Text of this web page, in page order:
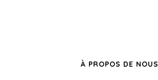
À PROPOS DE NOUS